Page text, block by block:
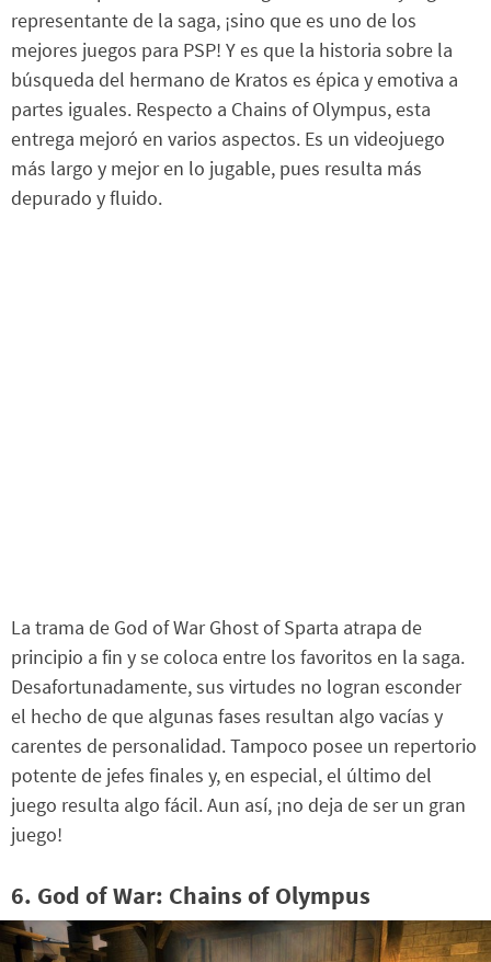
representante de la saga, ¡sino que es uno de los
mejores juegos para PSP! Y es que la historia sobre la
búsqueda del hermano de Kratos es épica y emotiva a
partes iguales. Respecto a Chains of Olympus, esta
entrega mejoró en varios aspectos. Es un videojuego
más largo y mejor en lo jugable, pues resulta más
depurado y fluido.
La trama de God of War Ghost of Sparta atrapa de
principio a fin y se coloca entre los favoritos en la saga.
Desafortunadamente, sus virtudes no logran esconder
el hecho de que algunas fases resultan algo vacías y
carentes de personalidad. Tampoco posee un repertorio
potente de jefes finales y, en especial, el último del
juego resulta algo fácil. Aun así, ¡no deja de ser un gran
juego!
6. God of War: Chains of Olympus